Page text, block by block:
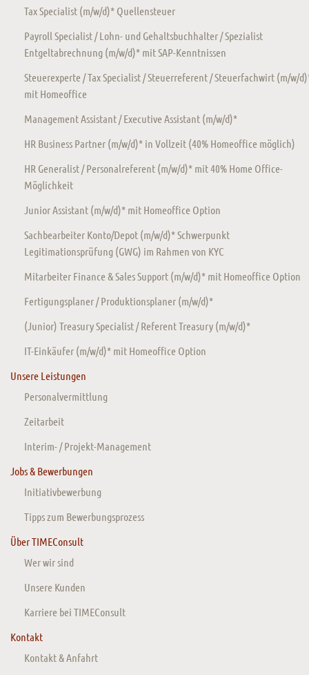
Tax Specialist (m/w/d)* Quellensteuer
Payroll Specialist / Lohn- und Gehaltsbuchhalter / Spezialist
Entgeltabrechnung (m/w/d)* mit SAP-Kenntnissen
Steuerexperte / Tax Specialist / Steuerreferent / Steuerfachwirt (m/w/
mit Homeoffice
Management Assistant / Executive Assistant (m/w/d)*
HR Business Partner (m/w/d)* in Vollzeit (40% Homeoffice möglich)
HR Generalist / Personalreferent (m/w/d)* mit 40% Home Office-
Möglichkeit
Junior Assistant (m/w/d)* mit Homeoffice Option
Sachbearbeiter Konto/Depot (m/w/d)* Schwerpunkt
Legitimationsprüfung (GWG) im Rahmen von KYC
Mitarbeiter Finance & Sales Support (m/w/d)* mit Homeoffice Option
Fertigungsplaner / Produktionsplaner (m/w/d)*
(Junior) Treasury Specialist / Referent Treasury (m/w/d)*
IT-Einkäufer (m/w/d)* mit Homeoffice Option
Unsere Leistungen
Personalvermittlung
Zeitarbeit
Interim- / Projekt-Management
Jobs & Bewerbungen
Initiativbewerbung
Tipps zum Bewerbungsprozess
Über TIMEConsult
Wer wir sind
Unsere Kunden
Karriere bei TIMEConsult
Kontakt
Kontakt & Anfahrt